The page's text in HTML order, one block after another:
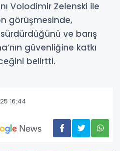
Volodimir Zelenski ile
görüşmesinde,
sürdürdüğünü ve barış
güvenliğine katkı
belirtti.
16:44